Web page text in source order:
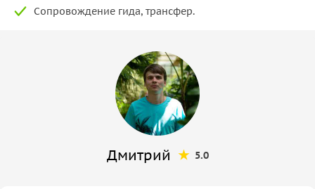
Сопровождение гида, трансфер.
Дмитрий 5.0